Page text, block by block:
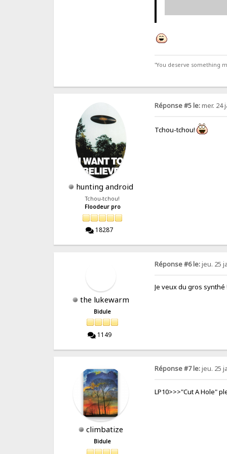
"You deserve something
hunting android
Tchou-tchou!
Floodeur pro
18287
Réponse #5 le:mer. 24
Tchou-tchou!
the lukewarm
Bidule
1149
Réponse #6 le:jeu. 25
Je veux du gros synthé
climbatize
Bidule
Réponse #7 le:jeu. 25
LP10>>>"Cut A Hole"